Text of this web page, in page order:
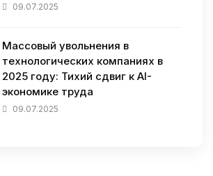
09.07.2025
Массовый увольнения в
технологических компаниях в
2025 году: Тихий сдвиг к AI-
экономике труда
09.07.2025